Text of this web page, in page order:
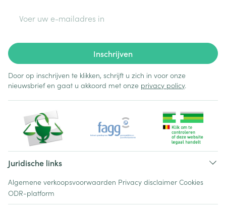
Inschrijven
Door op inschrijven te klikken, schrijft u zich in voor onze
nieuwsbrief en gaat u akkoord met onze privacy policy.
Juridische links
Algemene verkoopsvoorwaarden Privacy disclaimer Cookies
ODR-platform